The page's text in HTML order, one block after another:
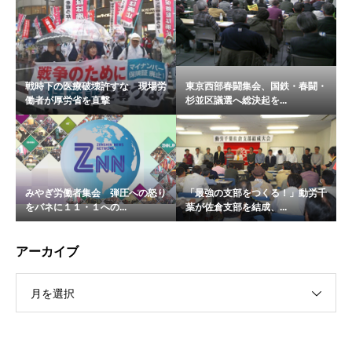
戦時下の医療破壊許すな 現場労
働者が厚労省を直撃
東京西部春闘集会、国鉄・春闘・
杉並区議選へ総決起を...
みやぎ労働者集会 弾圧への怒り
をバネに１１・１への...
「最強の支部をつくる！」動労千
葉が佐倉支部を結成、...
アーカイブ
月を選択